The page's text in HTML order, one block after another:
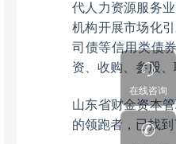
代人力资源服务
机构开展市场化
司债等信用类债
资、收购、参股
山东省财金资本
的领跑者，已找
在线咨询